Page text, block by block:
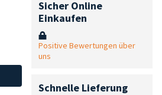
Sicher Online
Einkaufen
Positive Bewertungen über
uns
Schnelle Lieferung